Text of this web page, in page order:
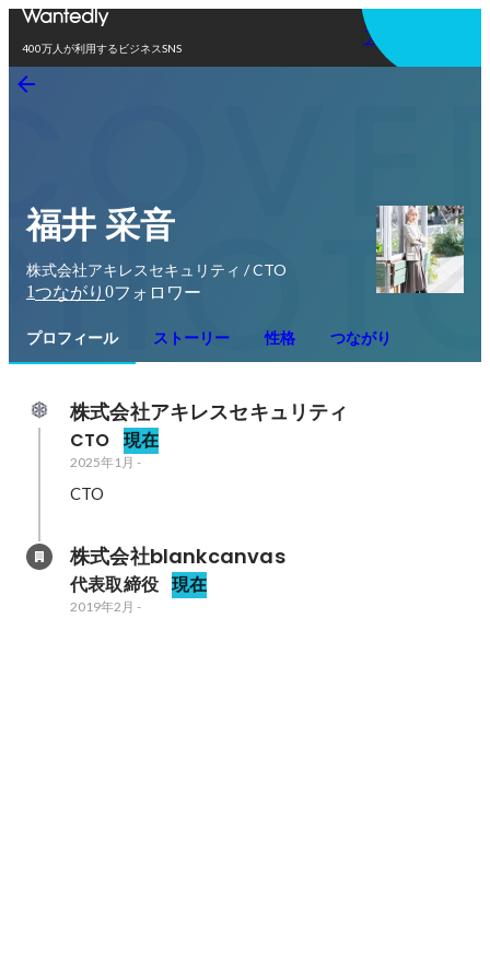
400万人が利用するビジネスSNS
アプリを使う
福井 采音
株式会社アキレスセキュリティ / CTO
1つながり 0フォロワー
プロフィール ストーリー 性格 つながり
株式会社アキレスセキュリティ
CTO 現在
2025年1月 -
CTO
株式会社blankcanvas
代表取締役 現在
2019年2月 -